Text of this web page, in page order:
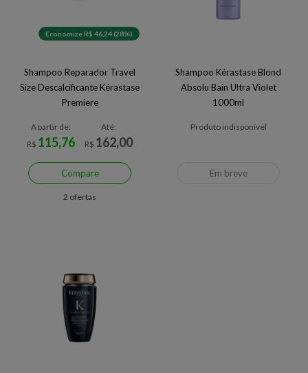
Economize R$ 46,24 (28%)
Shampoo Reparador Travel
Size Descalcificante Kérastase
Premiere
A partir de:
R$ 115,76
Até:
R$ 162,00
Compare
2 ofertas
Shampoo Kérastase Blond
Absolu Bain Ultra Violet
1000ml
Produto indisponível
Em breve